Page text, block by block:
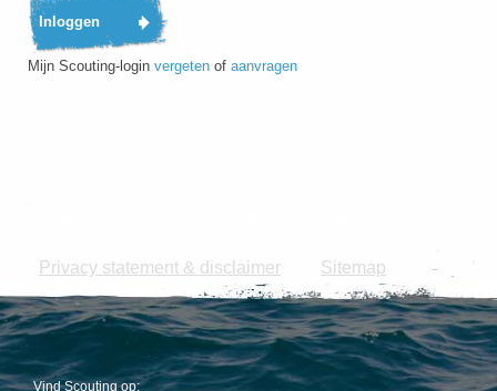
Mijn Scouting-login vergeten of aanvragen
Privacy statement & disclaimer Sitemap
Vind Scouting op: